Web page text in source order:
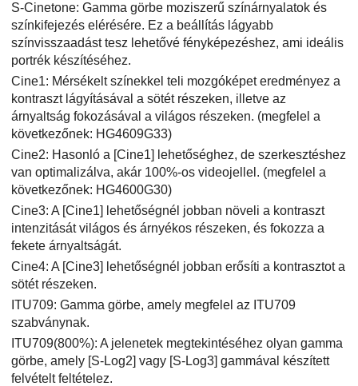
S-Cinetone: Gamma görbe moziszerű színárnyalatok és
színkifejezés elérésére. Ez a beállítás lágyabb
színvisszaadást tesz lehetővé fényképezéshez, ami ideális
portrék készítéséhez.
Cine1: Mérsékelt színekkel teli mozgóképet eredményez a
kontraszt lágyításával a sötét részeken, illetve az
árnyaltság fokozásával a világos részeken. (megfelel a
következőnek: HG4609G33)
Cine2: Hasonló a [Cine1] lehetőséghez, de szerkesztéshez
van optimalizálva, akár 100%-os videojellel. (megfelel a
következőnek: HG4600G30)
Cine3: A [Cine1] lehetőségnél jobban növeli a kontraszt
intenzitását világos és árnyékos részeken, és fokozza a
fekete árnyaltságát.
Cine4: A [Cine3] lehetőségnél jobban erősíti a kontrasztot a
sötét részeken.
ITU709: Gamma görbe, amely megfelel az ITU709
szabványnak.
ITU709(800%): A jelenetek megtekintéséhez olyan gamma
görbe, amely [S-Log2] vagy [S-Log3] gammával készített
felvételt feltételez.